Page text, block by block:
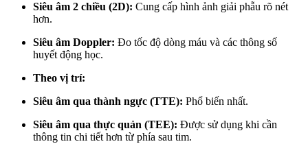
Siêu âm 2 chiều (2D): Cung cấp hình ảnh giải phẫu rõ nét
hơn.
Siêu âm Doppler: Đo tốc độ dòng máu và các thông số
huyết động học.
Theo vị trí:
Siêu âm qua thành ngực (TTE): Phổ biến nhất.
Siêu âm qua thực quản (TEE): Được sử dụng khi cần
thông tin chi tiết hơn từ phía sau tim.